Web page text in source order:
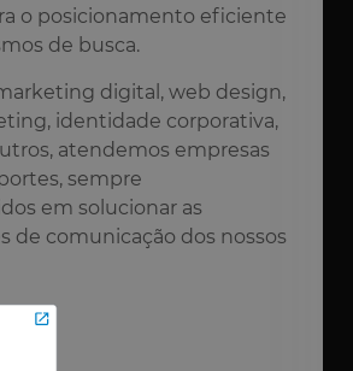
o posicionamento eficiente
de busca.
digital, web design,
identidade corporativa,
atendemos empresas
sempre
em solucionar as
de comunicação dos nossos